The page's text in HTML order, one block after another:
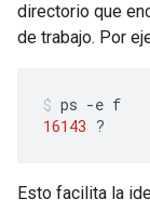
directorio que
de trabajo. Por
ps -e
16143 ?
Esto facilita la